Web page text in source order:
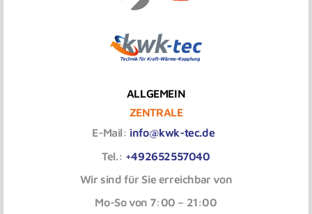
ALLGEMEIN
ZENTRALE
E-Mail: info@kwk-tec.de
Tel.: +492652557040
Wir sind für Sie erreichbar von
Mo-So von 7:00 – 21:00